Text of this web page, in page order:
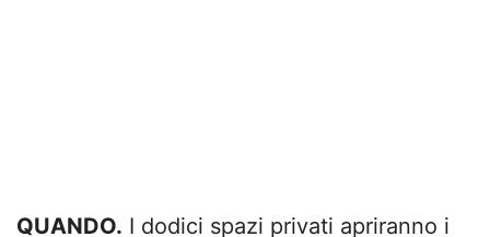
QUANDO. I dodici spazi privati apriranno i